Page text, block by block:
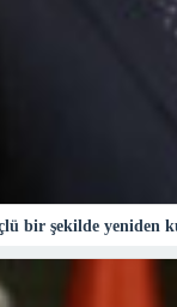
bir şekilde yeniden